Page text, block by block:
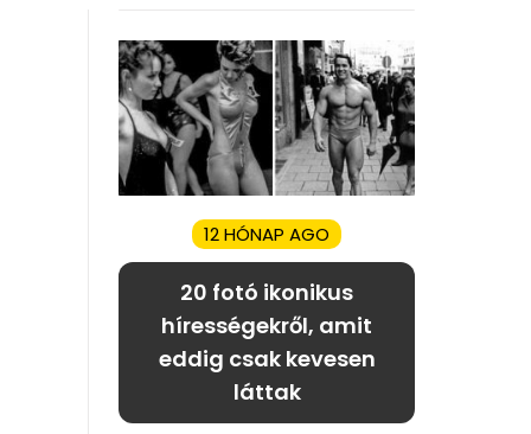
12 HÓNAP AGO
20 fotó ikonikus
hírességekről, amit
eddig csak kevesen
láttak